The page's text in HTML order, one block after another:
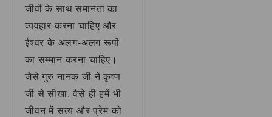
जीवों के साथ समानता का
व्यवहार करना चाहिए और
ईश्वर के अलग-अलग रूपों
का सम्मान करना चाहिए।
जैसे गुरु नानक जी ने कृष्ण
जी से सीखा, वैसे ही हमें भी
जीवन में सत्य और प्रेम को